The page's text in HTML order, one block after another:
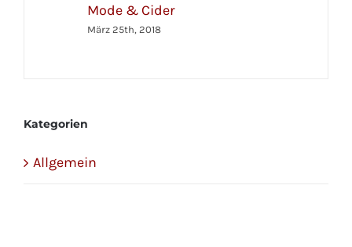
Mode & Cider
März 25th, 2018
Kategorien
Allgemein